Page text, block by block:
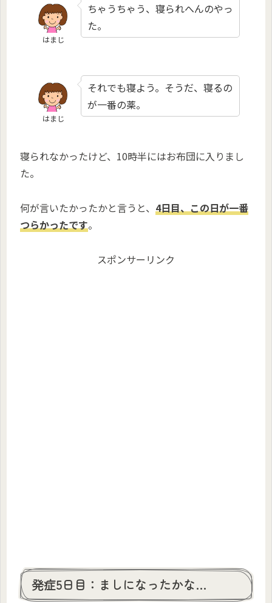
はまじ
ちゃうちゃう、寝られへんのやっ
た。
はまじ
それでも寝よう。そうだ、寝るの
が一番の薬。
寝られなかったけど、10時半にはお布団に入りまし
た。
何が言いたかったかと言うと、 4日目、この日が一番
つらかったです。
スポンサーリンク
発症5日目：ましになったかな…